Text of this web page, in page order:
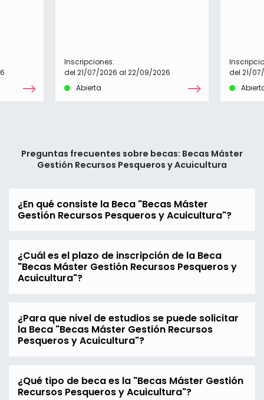
Inscripciones:
del 21/07/2026 al 22/09/2026
Abierta
del 21/
Preguntas frecuentes sobre becas: Becas Máster
Gestión Recursos Pesqueros y Acuicultura
¿En qué consiste la Beca "Becas Máster
Gestión Recursos Pesqueros y Acuicultura"?
¿Cuál es el plazo de inscripción de la Beca
"Becas Máster Gestión Recursos Pesqueros y
Acuicultura"?
¿Para que nivel de estudios se puede solicitar
la Beca "Becas Máster Gestión Recursos
Pesqueros y Acuicultura"?
¿Qué tipo de beca es la "Becas Máster Gestión
Recursos Pesqueros y Acuicultura"?